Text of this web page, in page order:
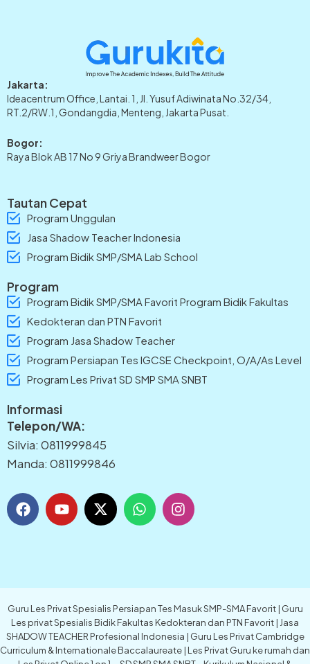
Jakarta:
Ideacentrum Office, Lantai. 1, Jl. Yusuf Adiwinata No.32/34,
RT.2/RW.1, Gondangdia, Menteng, Jakarta Pusat.
Bogor:
Raya Blok AB 17 No 9 Griya Brandweer Bogor
Tautan Cepat
Program Unggulan
Jasa Shadow Teacher Indonesia
Program Bidik SMP/SMA Lab School
Program
Program Bidik SMP/SMA Favorit Program Bidik Fakultas
Kedokteran dan PTN Favorit
Program Jasa Shadow Teacher
Program Persiapan Tes IGCSE Checkpoint, O/A/As Level
Program Les Privat SD SMP SMA SNBT
Informasi
Telepon/WA:
Silvia: 0811999845
Manda: 0811999846
F
a
c
o
Y
o
u
e
X
-
t
t
e
r
W
h
a
p
I
n
s
r
a
m
Guru Les Privat Spesialis Persiapan Tes Masuk SMP-SMA Favorit | Guru
Les privat Spesialis Bidik Fakultas Kedokteran dan PTN Favorit | Jasa
SHADOW TEACHER Profesional Indonesia | Guru Les Privat Cambridge
Curriculum & Internationale Baccalaureate | Les Privat Guru ke rumah dan